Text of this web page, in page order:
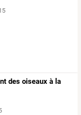
des oiseaux à la